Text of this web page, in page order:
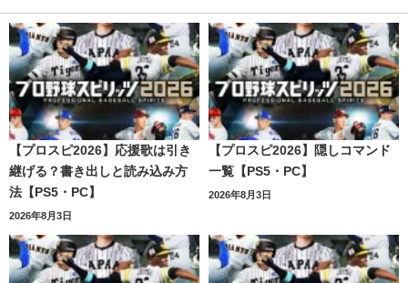
【プロスピ2026】応援歌は引き
継げる？書き出しと読み込み方
法【PS5・PC】
2026年8月3日
【プロスピ2026】隠しコマンド
一覧【PS5・PC】
2026年8月3日